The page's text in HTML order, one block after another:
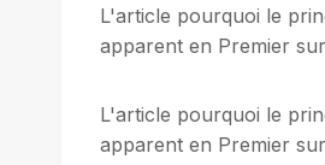
L'article pourquoi le
apparent en Premier
L'article pourquoi le
apparent en Premier